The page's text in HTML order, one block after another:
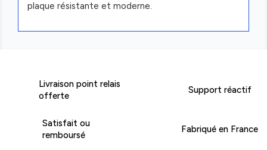
plaque résistante et moderne.
Livraison point relais
offerte
Support réactif
Satisfait ou
remboursé
Fabriqué en France